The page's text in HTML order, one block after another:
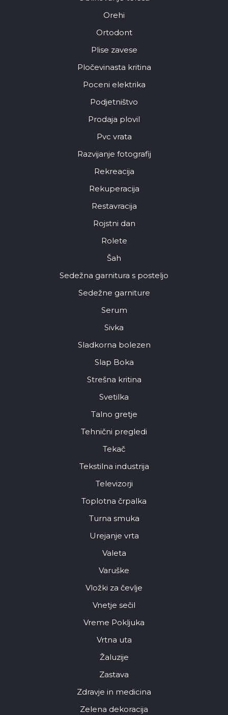
Orehi
Ortodont
Plise zavese
Pločevinasta kritina
Poceni elektrika
Podjetništvo
Prodaja plovil
Pvc vrata
Razvijanje fotografij
Rekreacija
Rekuperacija
Restavracija
Rojstni dan
Rolete
Šah
Sedežna garnitura s posteljo
Sedežne garniture
Serum
Sivka
Sladkorna bolezen
Slap Boka
Strešna kritina
Svetilka
Talno gretje
Tehnični pregledi
Tekač
Tekstilna industrija
Televizorji
Toplotna črpalka
Turna smuka
Urejanje vrta
Valeta
Varuške
Vložki za čevlje
Vnetje sečil
Vreme Pokljuka
Vrtna uta
Žaluzije
Zastava
Zdravje in medicina
Zelena dekoracija